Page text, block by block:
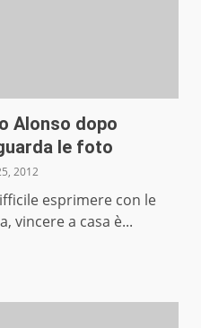
Alonso dopo
le foto
2012
esprimere con le
vincere a casa è...